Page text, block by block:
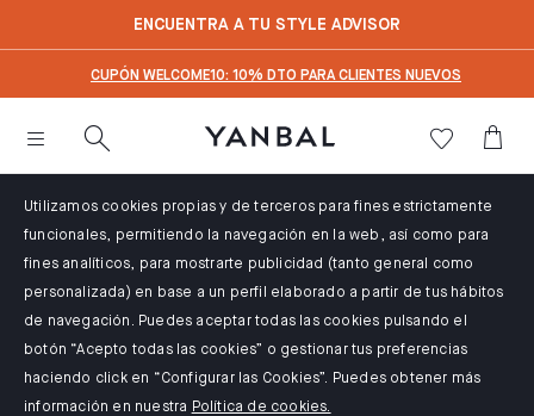
ENCUENTRA A TU STYLE ADVISOR
CUPÓN WELCOME10: 10% DTO PARA CLIENTES NUEVOS
Utilizamos cookies propias y de terceros para fines estrictamente
funcionales, permitiendo la navegación en la web, así como para
fines analíticos, para mostrarte publicidad (tanto general como
personalizada) en base a un perfil elaborado a partir de tus hábitos
de navegación. Puedes aceptar todas las cookies pulsando el
botón “Acepto todas las cookies” o gestionar tus preferencias
haciendo click en “Configurar las Cookies”. Puedes obtener más
información en nuestra Política de cookies.